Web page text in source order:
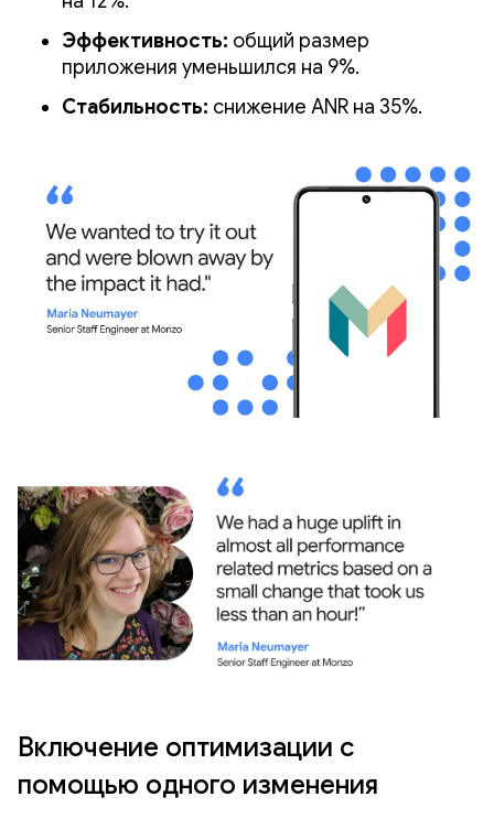
Эффективность: общий размер
приложения уменьшился на 9%.
Стабильность: снижение ANR на 35%.
Включение оптимизации с
помощью одного изменения